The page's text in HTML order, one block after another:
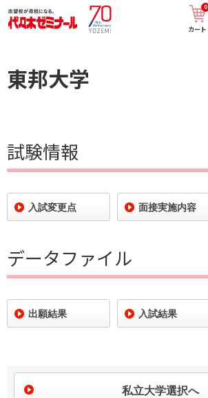
カート
0
東邦大学
試験情報
入試変更点 面接実施内容
データファイル
出願結果 入試結果
私立大学選択へ